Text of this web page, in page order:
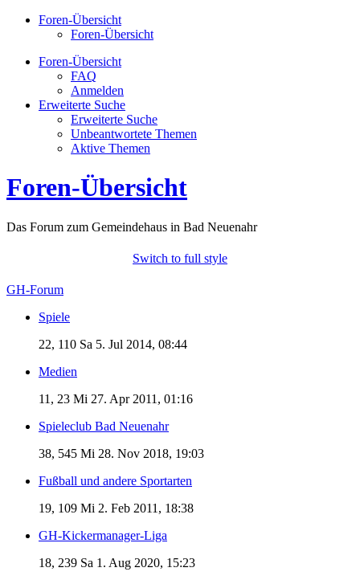
Foren-Übersicht
Foren-Übersicht
Foren-Übersicht
FAQ
Anmelden
Erweiterte Suche
Erweiterte Suche
Unbeantwortete Themen
Aktive Themen
Foren-Übersicht
Das Forum zum Gemeindehaus in Bad Neuenahr
Switch to full style
GH-Forum
Spiele
22, 110 Sa 5. Jul 2014, 08:44
Medien
11, 23 Mi 27. Apr 2011, 01:16
Spieleclub Bad Neuenahr
38, 545 Mi 28. Nov 2018, 19:03
Fußball und andere Sportarten
19, 109 Mi 2. Feb 2011, 18:38
GH-Kickermanager-Liga
18, 239 Sa 1. Aug 2020, 15:23